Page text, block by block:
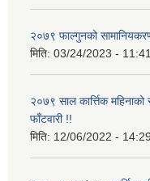
२०७९ फाल्गुनको
मिति: 03/24/2023 - 11:41
२०७९ साल कार्त्तिक
फाँटवारी !!
मिति: 12/06/2022 - 14:29